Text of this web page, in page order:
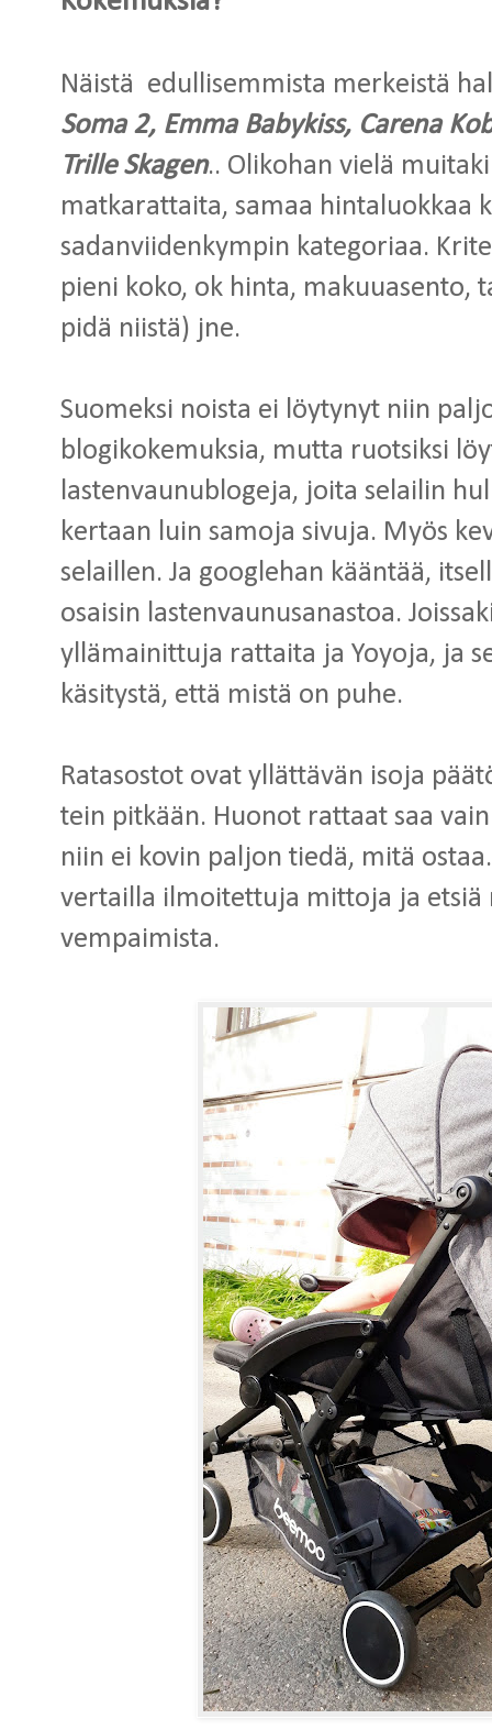
Näistä edullisemmista merkeistä
Soma 2, Emma Babykiss, Carena
Trille Skagen.. Olikohan vielä
matkarattaita, samaa hintaluokkaa
sadanviidenkympin kategoriaa.
pieni koko, ok hinta, makuuasento,
pidä niistä) jne.
Suomeksi noista ei löytynyt niin
blogikokemuksia, mutta ruotsiksi
lastenvaunublogeja, joita selailin
kertaan luin samoja sivuja. Myös
selaillen. Ja googlehan kääntää,
osaisin lastenvaunusanastoa.
yllämainittuja rattaita ja Yoyoja, ja
käsitystä, että mistä on puhe.
Ratasostot ovat yllättävän isoja
tein pitkään. Huonot rattaat saa
niin ei kovin paljon tiedä, mitä
vertailla ilmoitettuja mittoja ja etsiä
vempaimista.